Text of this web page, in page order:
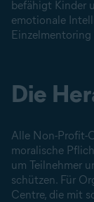
befähigt Kinder
emotionale
Die
Alle Non-Profit-
moralische
um Teilnehmer
schützen. Für
Centre, die mit